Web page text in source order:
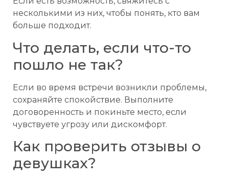
несколькими из них, чтобы понять, кто вам
больше подходит.
Что делать, если что-то
пошло не так?
Если во время встречи возникли проблемы,
сохраняйте спокойствие. Выполните
договоренность и покиньте место, если
чувствуете угрозу или дискомфорт.
Как проверить отзывы о
девушках?